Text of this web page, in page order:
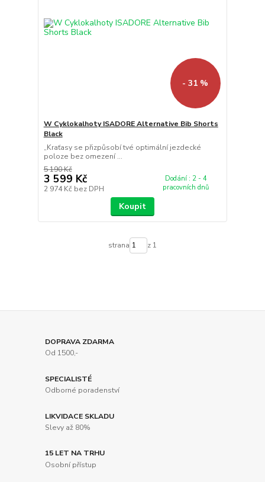
- 31 %
W Cyklokalhoty ISADORE Alternative Bib Shorts
Black
„Kraťasy se přizpůsobí tvé optimální jezdecké
poloze bez omezení ...
5 190 Kč
3 599 Kč
2 974 Kč bez DPH
Dodání : 2 - 4
pracovních dnů
Koupit
strana z 1
DOPRAVA ZDARMA
Od 1500,-
SPECIALISTÉ
Odborné poradenství
LIKVIDACE SKLADU
Slevy až 80%
15 LET NA TRHU
Osobní přístup